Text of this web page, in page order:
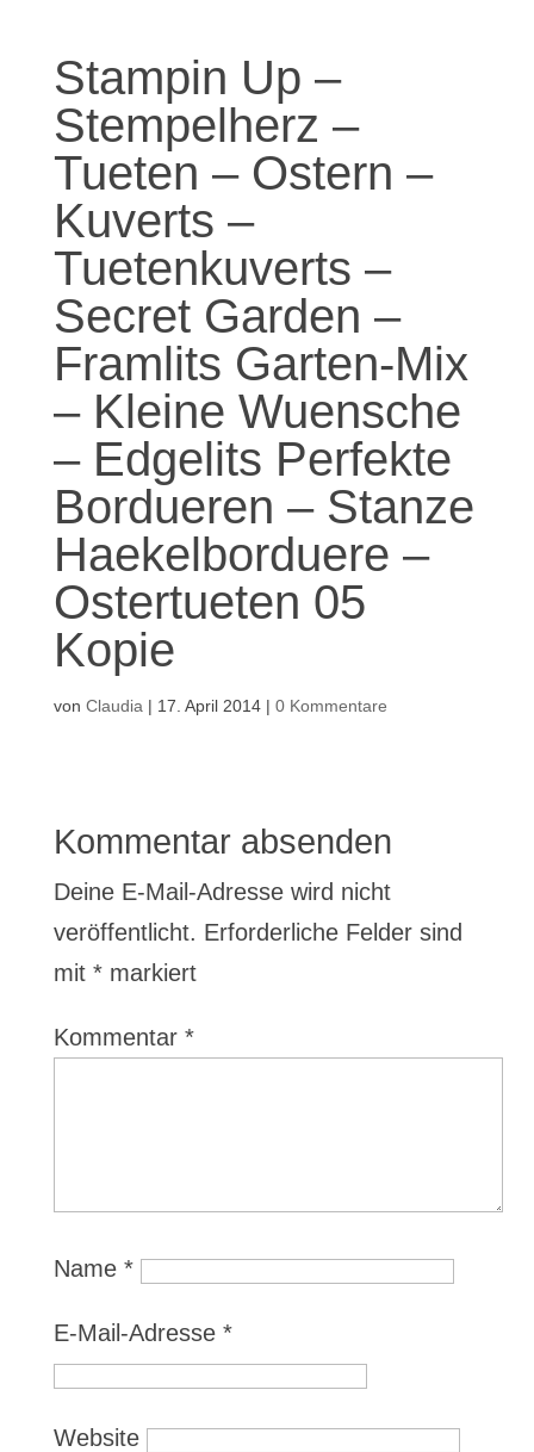
Stampin Up –
Stempelherz –
Tueten – Ostern –
Kuverts –
Tuetenkuverts –
Secret Garden –
Framlits Garten-Mix
– Kleine Wuensche
– Edgelits Perfekte
Bordueren – Stanze
Haekelborduere –
Ostertueten 05
Kopie
von Claudia | 17. April 2014| 0 Kommentare
Kommentar absenden
Deine E-Mail-Adresse wird nicht
veröffentlicht. Erforderliche Felder sind
mit *markiert
Kommentar *
Name *
E-Mail-Adresse *
Website